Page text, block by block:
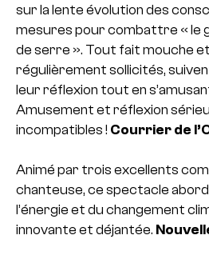
sur la lente évolution des
mesures pour combattre « le
de serre ». Tout fait mouche
régulièrement sollicités,
leur réflexion tout en
Amusement et réflexion
incompatibles ! Courrier de
Animé par trois excellents
chanteuse, ce spectacle
l’énergie et du changement
innovante et déjantée.